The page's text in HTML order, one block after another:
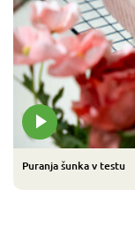
Puranja šunka v testu